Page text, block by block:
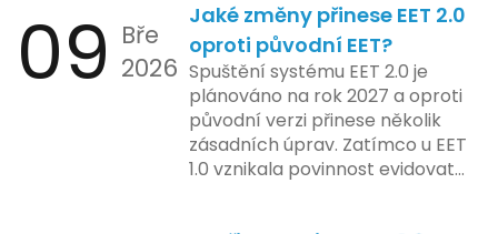
integraci systému EET 2.0 do
praxe, s povinností prodejců
zapojit se do nového systému,
včetně zvýšeného dohledu nad
dodržováním pravidel.
pokladen, co se občas zasekly, až
po ty nejmodernější dotykové
systémy, co umí pomalu i kafe
uvařit. A jedno vím jistě: legislativa
se mění, ale základní pravidlo
zůstává – pokladna musí šlapat
jako hodinky. Jinak jsou problémy.
09 Bře
2026
Jaké změny přinese EET 2.0
oproti původní EET?
Spuštění systému EET 2.0 je
plánováno na rok 2027 a oproti
původní verzi přinese několik
zásadních úprav. Zatímco u EET
1.0 vznikala povinnost evidovat